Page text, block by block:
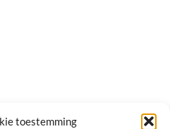
toestemming